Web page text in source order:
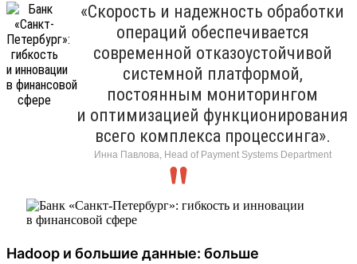
«Скорость и надежность обработки
операций обеспечивается
современной отказоустойчивой
системной платформой,
постоянным мониторингом
и оптимизацией функционирования
всего комплекса процессинга».
Инна Павлова, Head of Payment Systems Department
Hadoop и большие данные: больше